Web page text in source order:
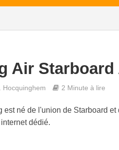
Air
Hocquinghem 2 Minute à lire
est né de l'union de Starboard
dédié.